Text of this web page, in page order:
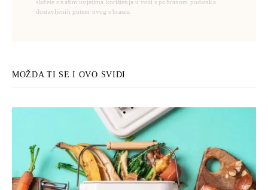
slažete s našim uvjetima korištenja u vezi s pohranom podataka
dostavljenih putem ovog obrasca.
MOŽDA TI SE I OVO SVIDI